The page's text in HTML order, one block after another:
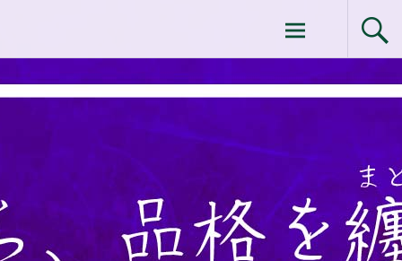
テ
ツ
プ
ドクターイシイのエムディ化粧品 |エム
ディ化粧品 下関サロン